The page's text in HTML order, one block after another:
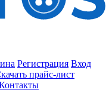
Регистрация Вход
прайс-лист